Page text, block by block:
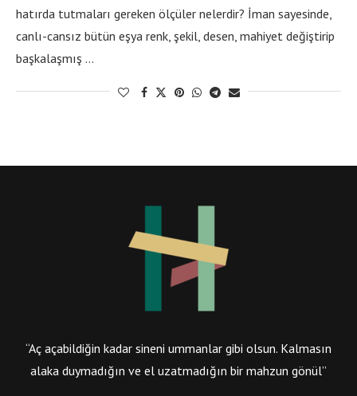
hatırda tutmaları gereken ölçüler nelerdir? İman sayesinde,
canlı-cansız bütün eşya renk, şekil, desen, mahiyet değiştirip
başkalaşmış …
“Aç açabildiğin kadar sineni ummanlar gibi olsun. Kalmasın
alaka duymadığın ve el uzatmadığın bir mahzun gönül”